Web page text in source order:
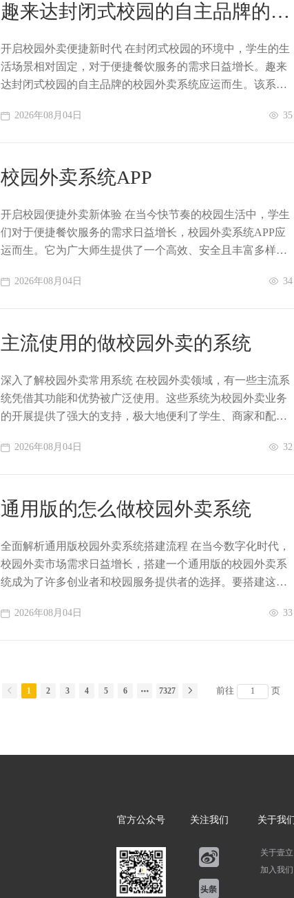
趣来达封闭式校园的自主品牌的校
园外卖系统
开启校园外卖便捷新时代 在封闭式校园的环境中，学生的生
活场景相对固定，对于便捷餐饮服务的需求日益增长。趣来
达封闭式校园的自主品牌的校园外卖系统应运而生。该系统
2026年08月04日 35
校园外卖系统APP
开启校园便捷外卖新体验 在当今快节奏的校园生活中，学生
们对于便捷餐饮服务的需求日益增长，校园外卖系统APP应
运而生。它为广大师生提供了一个高效、安全且丰富多样的
2026年08月04日 34
主流使用的做校园外卖的系统
深入了解校园外卖常用系统 在校园外卖领域，有一些主流系
统凭借其功能和优势被广泛使用。这些系统为校园外卖业务
的开展提供了强大的支持，极大地便利了学生、商家和配送
2026年08月04日 32
通用版的怎么做校园外卖系统
全面解析通用版校园外卖系统搭建流程 在当今数字化时代，
校园外卖市场需求日益增长，搭建一个通用版的校园外卖系
统成为了许多创业者和校园服务提供者的选择。要搭建这样
2026年08月04日 33
1 2 3 4 5 6 7327 前往 页
官方公众号 关注我们 关于我
关于壹立
加入我们